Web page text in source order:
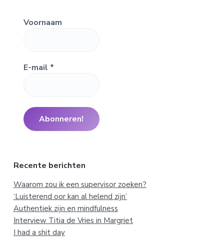
Voornaam
E-mail *
Recente berichten
Waarom zou ik een supervisor zoeken?
‘Luisterend oor kan al helend zijn’
Authentiek zijn en mindfulness
Interview Titia de Vries in Margriet
I had a shit day